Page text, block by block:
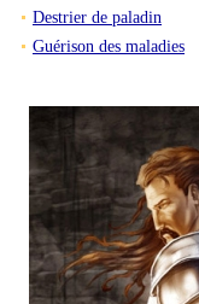
Destrier de paladin
Guérison des maladies